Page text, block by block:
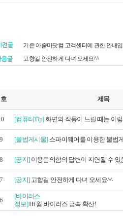
기존 아줌마닷컴 고객센터에 관한 안내
고향길 안전하게 다녀 오세요^^
제목
[컴퓨터Tip]화면의 작동이 느릴 때는 이
9 [불법게시물] 스파이웨어를 이용한 불법
8 [공지] 이용문의함의 답변이 지연될 수 있
7 [공지] 고향길 안전하게 다녀 오세요^^
6
[바이러스
정보]Hi 웜 바이러스 급속 확산!